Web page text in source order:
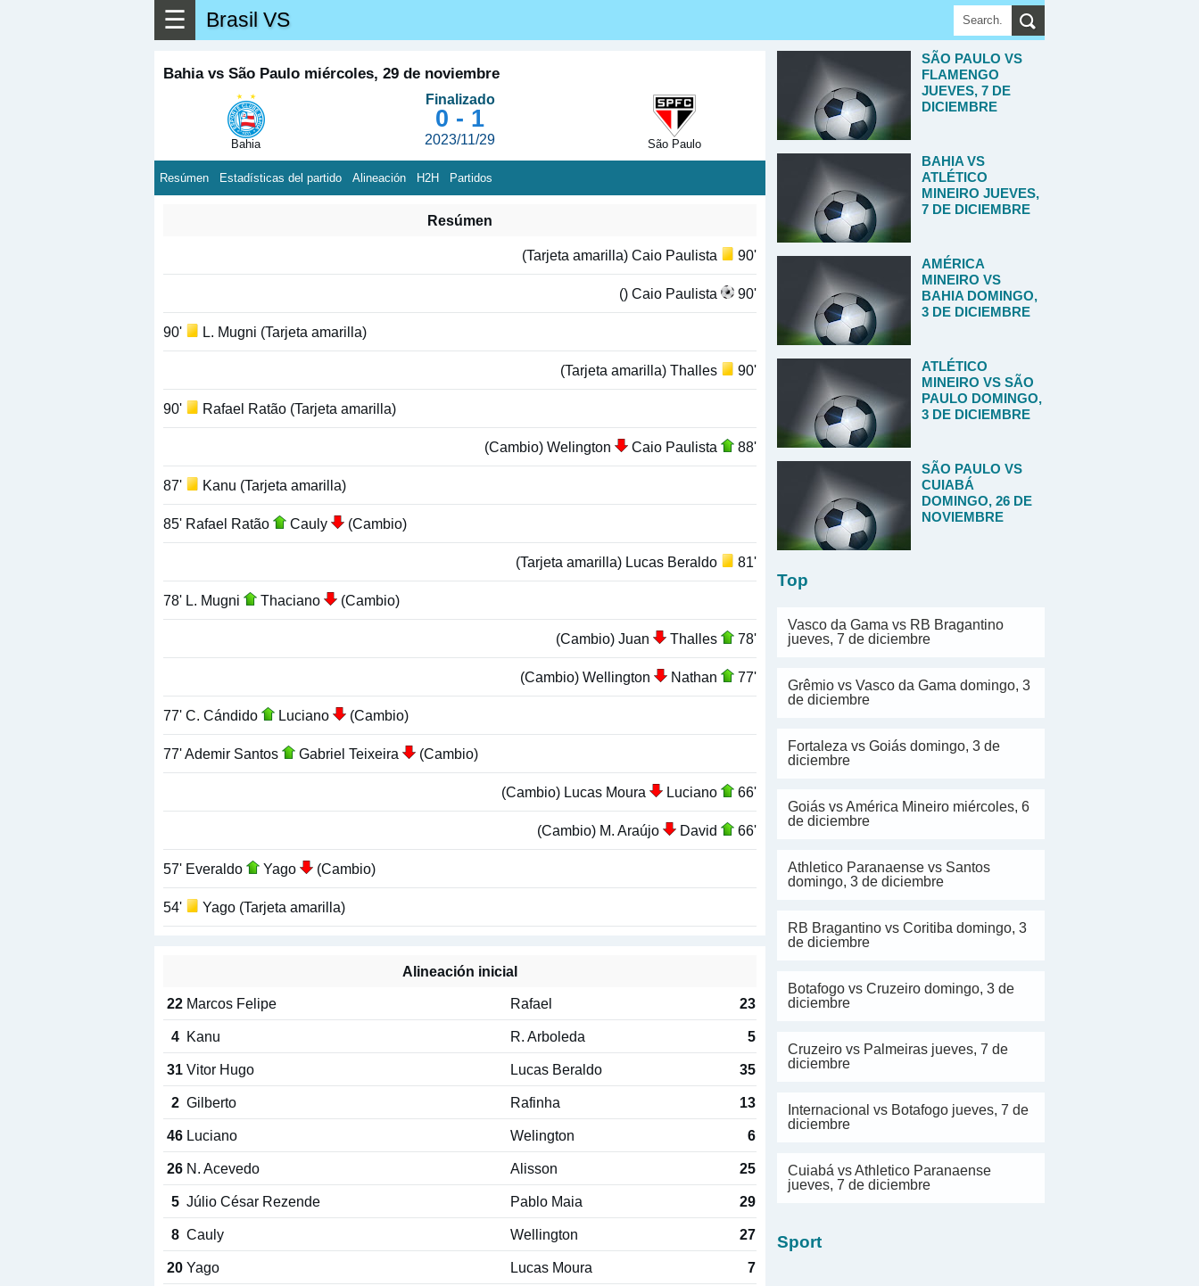
☰ Brasil VS
Bahia vs São Paulo miércoles, 29 de noviembre
Bahia
Finalizado
0 - 1
2023/11/29 São Paulo
Resúmen Estadísticas del partido Alineación H2H Partidos
Resúmen
(Tarjeta amarilla) Caio Paulista 90'
() Caio Paulista 90'
90' L. Mugni (Tarjeta amarilla)
(Tarjeta amarilla) Thalles 90'
90' Rafael Ratão (Tarjeta amarilla)
(Cambio) Welington Caio Paulista 88'
87' Kanu (Tarjeta amarilla)
85' Rafael Ratão Cauly (Cambio)
(Tarjeta amarilla) Lucas Beraldo 81'
78' L. Mugni Thaciano (Cambio)
(Cambio) Juan Thalles 78'
(Cambio) Wellington Nathan 77'
77' C. Cándido Luciano (Cambio)
77' Ademir Santos Gabriel Teixeira (Cambio)
(Cambio) Lucas Moura Luciano 66'
(Cambio) M. Araújo David 66'
57' Everaldo Yago (Cambio)
54' Yago (Tarjeta amarilla)
Alineación inicial
22 Marcos Felipe Rafael 23
4 Kanu R. Arboleda 5
31 Vitor Hugo Lucas Beraldo 35
2 Gilberto Rafinha 13
46 Luciano Welington 6
26 N. Acevedo Alisson 25
5 Júlio César Rezende Pablo Maia 29
8 Cauly Wellington 27
20 Yago Lucas Moura 7
SÃO PAULO VS
FLAMENGO
JUEVES, 7 DE
DICIEMBRE
BAHIA VS
ATLÉTICO
MINEIRO JUEVES,
7 DE DICIEMBRE
AMÉRICA
MINEIRO VS
BAHIA DOMINGO,
3 DE DICIEMBRE
ATLÉTICO
MINEIRO VS SÃO
PAULO DOMINGO,
3 DE DICIEMBRE
SÃO PAULO VS
CUIABÁ
DOMINGO, 26 DE
NOVIEMBRE
Top
Vasco da Gama vs RB Bragantino
jueves, 7 de diciembre
Grêmio vs Vasco da Gama domingo, 3
de diciembre
Fortaleza vs Goiás domingo, 3 de
diciembre
Goiás vs América Mineiro miércoles, 6
de diciembre
Athletico Paranaense vs Santos
domingo, 3 de diciembre
RB Bragantino vs Coritiba domingo, 3
de diciembre
Botafogo vs Cruzeiro domingo, 3 de
diciembre
Cruzeiro vs Palmeiras jueves, 7 de
diciembre
Internacional vs Botafogo jueves, 7 de
diciembre
Cuiabá vs Athletico Paranaense
jueves, 7 de diciembre
Sport